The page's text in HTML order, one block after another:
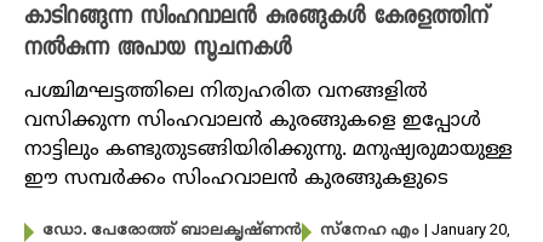
കാടിറങ്ങുന്ന സിംഹവാലൻ കുരങ്ങുകൾ കേരളത്തിന്
നൽകുന്ന അപായ സൂചനകൾ
പശ്ചിമഘട്ടത്തിലെ നിത്യഹരിത വനങ്ങളിൽ
വസിക്കുന്ന സിംഹവാലൻ കുരങ്ങുകളെ ഇപ്പോൾ
നാട്ടിലും കണ്ടുതുടങ്ങിയിരിക്കുന്നു. മനുഷ്യരുമായുള്ള
ഈ സമ്പർക്കം സിംഹവാലൻ കുരങ്ങുകളുടെ
ഡോ. പേരോത്ത് ബാലകൃഷ്ണൻ സ്നേഹ എം | January 20,